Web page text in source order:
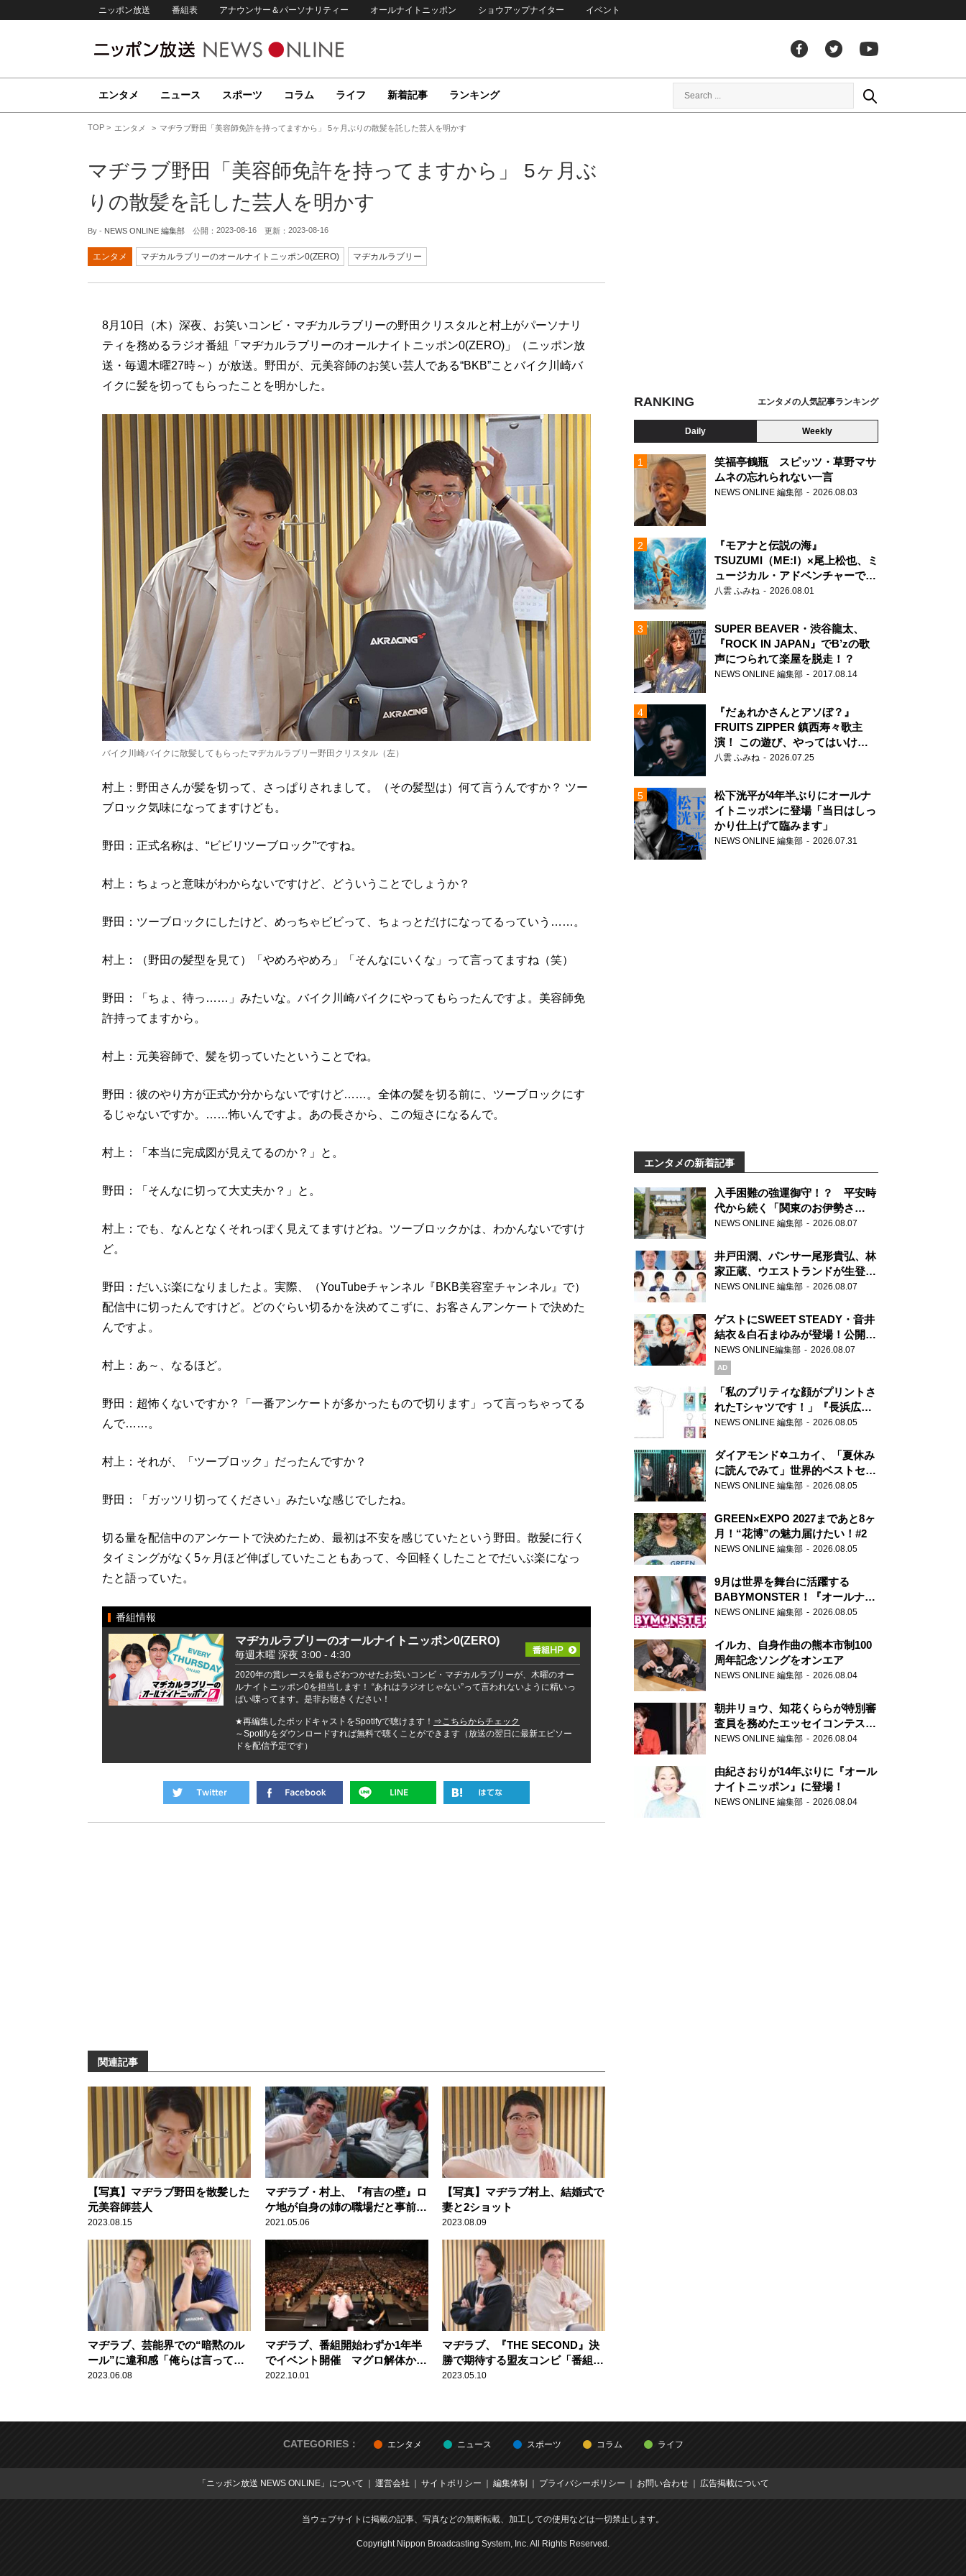
ニッポン放送 番組表 アナウンサー＆パーソナリティー オールナイトニッポン ショウアップナイター イベント
エンタメ ニュース スポーツ コラム ライフ 新着記事 ランキング
TOP エンタメ マヂラブ野田「美容師免許を持ってますから」 5ヶ月ぶりの散髪を託した芸人を明かす
マヂラブ野田「美容師免許を持ってますから」 5ヶ月ぶ
りの散髪を託した芸人を明かす
By - NEWS ONLINE 編集部 公開： 2023-08-16 更新： 2023-08-16
エンタメ マヂカルラブリーのオールナイトニッポン0(ZERO) マヂカルラブリー
8月10日（木）深夜、お笑いコンビ・マヂカルラブリーの野田クリスタルと村上がパーソナリ
ティを務めるラジオ番組「マヂカルラブリーのオールナイトニッポン0(ZERO)」（ニッポン放
送・毎週木曜27時～）が放送。野田が、元美容師のお笑い芸人である“BKB”ことバイク川崎バ
イクに髪を切ってもらったことを明かした。
バイク川崎バイクに散髪してもらったマヂカルラブリー野田クリスタル（左）
村上：野田さんが髪を切って、さっぱりされまして。（その髪型は）何て言うんですか？ ツー
ブロック気味になってますけども。
野田：正式名称は、“ビビリツーブロック”ですね。
村上：ちょっと意味がわからないですけど、どういうことでしょうか？
野田：ツーブロックにしたけど、めっちゃビビって、ちょっとだけになってるっていう……。
村上：（野田の髪型を見て）「やめろやめろ」「そんなにいくな」って言ってますね（笑）
野田：「ちょ、待っ……」みたいな。バイク川崎バイクにやってもらったんですよ。美容師免
許持ってますから。
村上：元美容師で、髪を切っていたということでね。
野田：彼のやり方が正式か分からないですけど……。全体の髪を切る前に、ツーブロックにす
るじゃないですか。……怖いんですよ。あの長さから、この短さになるんで。
村上：「本当に完成図が見えてるのか？」と。
野田：「そんなに切って大丈夫か？」と。
村上：でも、なんとなくそれっぽく見えてますけどね。ツーブロックかは、わかんないですけ
ど。
野田：だいぶ楽になりましたよ。実際、（YouTubeチャンネル『BKB美容室チャンネル』で）
配信中に切ったんですけど。どのぐらい切るかを決めてこずに、お客さんアンケートで決めた
んですよ。
村上：あ～、なるほど。
野田：超怖くないですか？「一番アンケートが多かったもので切ります」って言っちゃってる
んで……。
村上：それが、「ツーブロック」だったんですか？
野田：「ガッツリ切ってください」みたいな感じでしたね。
切る量を配信中のアンケートで決めたため、最初は不安を感じていたという野田。散髪に行く
タイミングがなく5ヶ月ほど伸ばしていたこともあって、今回軽くしたことでだいぶ楽になっ
たと語っていた。
番組情報
マヂカルラブリーのオールナイトニッポン0(ZERO)
毎週木曜 深夜 3:00 - 4:30
2020年の賞レースを最もざわつかせたお笑いコンビ・マヂカルラブリーが、木曜のオー
ルナイトニッポン0を担当します！ “あれはラジオじゃない”って言われないように精いっ
ぱい喋ってます。是非お聴きください！
★再編集したポッドキャストをSpotifyで聴けます！ ⇒こちらからチェック
～Spotifyをダウンロードすれば無料で聴くことができます（放送の翌日に最新エピソー
ドを配信予定です）
関連記事
【写真】マヂラブ野田を散髪した
元美容師芸人
2023.08.15
マヂラブ・村上、『有吉の壁』ロ
ケ地が自身の姉の職場だと事前に
判明も、相方・野田に一切知らせ
ず問い詰められる
2021.05.06
【写真】マヂラブ村上、結婚式で
妻と2ショット
2023.08.09
マヂラブ、芸能界での“暗黙のル
ール”に違和感「俺らは言ってほ
しいけどなぁ」
2023.06.08
マヂラブ、番組開始わずか1年半
でイベント開催 マグロ解体から
野田ゲーまで、リスナーたちが大
2022.10.01
マヂラブ、『THE SECOND』決
勝で期待する盟友コンビ「番組に
も来てくれましたから」
2023.05.10
RANKING エンタメの人気記事ランキング
Daily Weekly
笑福亭鶴瓶 スピッツ・草野マサ
ムネの忘れられない一言
NEWS ONLINE 編集部 2026.08.03
『モアナと伝説の海』
TSUZUMI（ME:I）×尾上松也、ミ
ュージカル・アドベンチャーで美
声を響かせる
八雲 ふみね 2026.08.01
SUPER BEAVER・渋谷龍太、
『ROCK IN JAPAN』でB’zの歌
声につられて楽屋を脱走！？
NEWS ONLINE 編集部 2017.08.14
『だぁれかさんとアソぼ？』
FRUITS ZIPPER 鎮西寿々歌主
演！ この遊び、やってはいけま
せん。
八雲 ふみね 2026.07.25
松下洸平が4年半ぶりにオールナ
イトニッポンに登場「当日はしっ
かり仕上げて臨みます」
NEWS ONLINE 編集部 2026.07.31
エンタメの新着記事
入手困難の強運御守！？ 平安時
代から続く「関東のお伊勢さ
ま」、芝大神宮にてランパンプス
NEWS ONLINE 編集部 2026.08.07
井戸田潤、パンサー尾形貴弘、林
家正蔵、ウエストランドが生登
場！『ラジオビバリー昼ズ』
NEWS ONLINE 編集部 2026.08.07
ゲストにSWEET STEADY・音井
結衣＆白石まゆみが登場！公開収
録で素顔全開！
NEWS ONLINE編集部 2026.08.07
AD
「私のプリティな顔がプリントさ
れたTシャツです！」『長浜広奈
天下無双』初の番組グッズ発売
NEWS ONLINE 編集部 2026.08.05
ダイアモンド✡ユカイ、「夏休み
に読んでみて」世界的ベストセラ
ー『アナスタシア』を紹介
NEWS ONLINE 編集部 2026.08.05
GREEN×EXPO 2027まであと8ヶ
月！“花博”の魅力届けたい！#2
NEWS ONLINE 編集部 2026.08.05
9月は世界を舞台に活躍する
BABYMONSTER！『オールナイ
トニッポンPODCAST』月替わり
NEWS ONLINE 編集部 2026.08.05
イルカ、自身作曲の熊本市制100
周年記念ソングをオンエア
NEWS ONLINE 編集部 2026.08.04
朝井リョウ、知花くららが特別審
査員を務めたエッセイコンテスト
の特別番組「#いまあなたに伝え
NEWS ONLINE 編集部 2026.08.04
由紀さおりが14年ぶりに『オール
ナイトニッポン』に登場！
NEWS ONLINE 編集部 2026.08.04
CATEGORIES： エンタメ ニュース スポーツ コラム ライフ
「ニッポン放送 NEWS ONLINE」について 運営会社 サイトポリシー 編集体制 プライバシーポリシー お問い合わせ 広告掲載について
当ウェブサイトに掲載の記事、写真などの無断転載、加工しての使用などは一切禁止します。
Copyright Nippon Broadcasting System, Inc. All Rights Reserved.